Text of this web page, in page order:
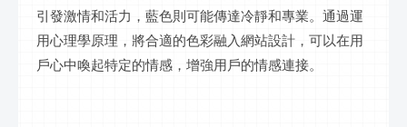
引發激情和活力，藍色則可能傳達冷靜和專業。通過運
用心理學原理，將合適的色彩融入網站設計，可以在用
戶心中喚起特定的情感，增強用戶的情感連接。